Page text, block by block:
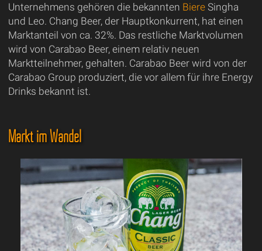
Unternehmens gehören die bekannten BiereSingha
und Leo. Chang Beer, der Hauptkonkurrent, hat einen
Marktanteil von ca. 32%. Das restliche Marktvolumen
wird von Carabao Beer, einem relativ neuen
Marktteilnehmer, gehalten. Carabao Beer wird von der
Carabao Group produziert, die vor allem für ihre Energy
Drinks bekannt ist.
Markt im Wandel